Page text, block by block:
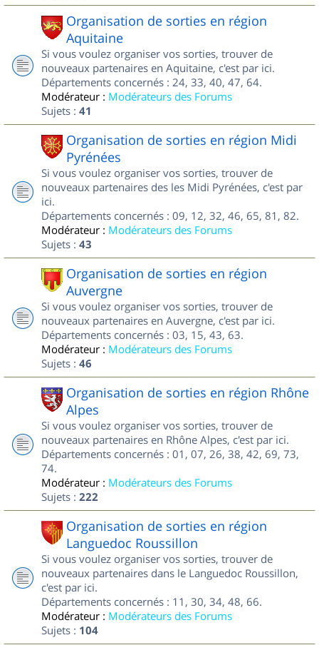
Organisation de sorties en région
Aquitaine
Si vous voulez organiser vos sorties, trouver de
nouveaux partenaires en Aquitaine, c'est par ici.
Départements concernés : 24, 33, 40, 47, 64.
Modérateur : Modérateurs des Forums
Sujets : 41
Organisation de sorties en région Midi
Pyrénées
Si vous voulez organiser vos sorties, trouver de
nouveaux partenaires des les Midi Pyrénées, c'est par
ici.
Départements concernés : 09, 12, 32, 46, 65, 81, 82.
Modérateur : Modérateurs des Forums
Sujets : 43
Organisation de sorties en région
Auvergne
Si vous voulez organiser vos sorties, trouver de
nouveaux partenaires en Auvergne, c'est par ici.
Départements concernés : 03, 15, 43, 63.
Modérateur : Modérateurs des Forums
Sujets : 46
Organisation de sorties en région Rhône
Alpes
Si vous voulez organiser vos sorties, trouver de
nouveaux partenaires en Rhône Alpes, c'est par ici.
Départements concernés : 01, 07, 26, 38, 42, 69, 73,
74.
Modérateur : Modérateurs des Forums
Sujets : 222
Organisation de sorties en région
Languedoc Roussillon
Si vous voulez organiser vos sorties, trouver de
nouveaux partenaires dans le Languedoc Roussillon,
c'est par ici.
Départements concernés : 11, 30, 34, 48, 66.
Modérateur : Modérateurs des Forums
Sujets : 104